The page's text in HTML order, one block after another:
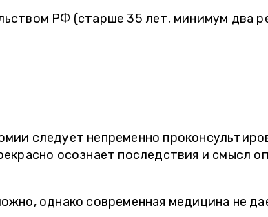
РФ (старше 35 лет, минимум два
следует непременно
осознает последствия и смысл
однако современная медицина не